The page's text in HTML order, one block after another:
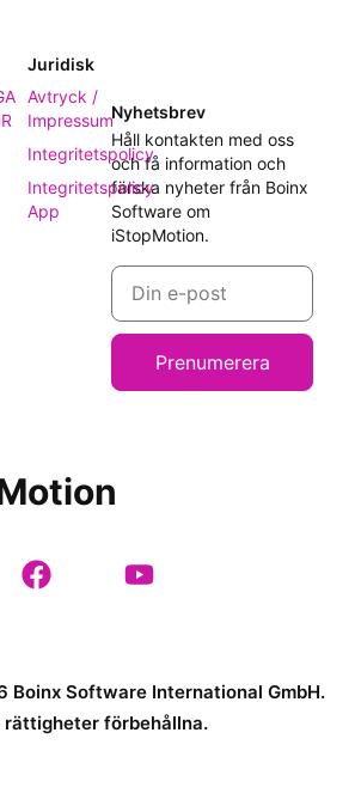
Juridisk
Avtryck /
Impressum
Integritetspolicy
Integritetspolicy
App
Nyhetsbrev
Håll kontakten med oss
och få information och
färska nyheter från Boinx
Software om
iStopMotion.
Prenumerera
Boinx Software International GmbH.
rättigheter förbehållna.